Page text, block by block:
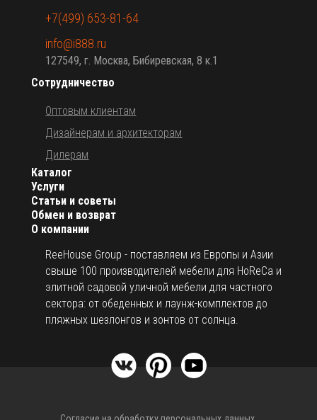
О компании
ReeHouse Group - поставляем из Европы и Азии
свыше 100 производителей мебели для HoReCa и
элитной садовой уличной мебели для частного
сектора: от обеденных и лаунж-комплектов до
пляжных шезлонгов и зонтов от солнца.
Каталог
Услуги
Статьи и советы
Обмен и возврат
Сотрудничество
Оптовым клиентам
Дизайнерам и архитекторам
Дилерам
+7(499) 653-81-64
info@i888.ru
127549, г. Москва, Бибиревская, 8 к.1